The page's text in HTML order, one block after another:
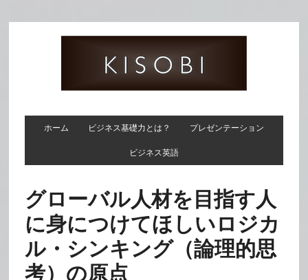
ホーム ビジネス基礎力とは？ プレゼンテーション
ビジネス英語
グローバル人材を目指す人
に身につけてほしいロジカ
ル・シンキング（論理的思
考）の原点